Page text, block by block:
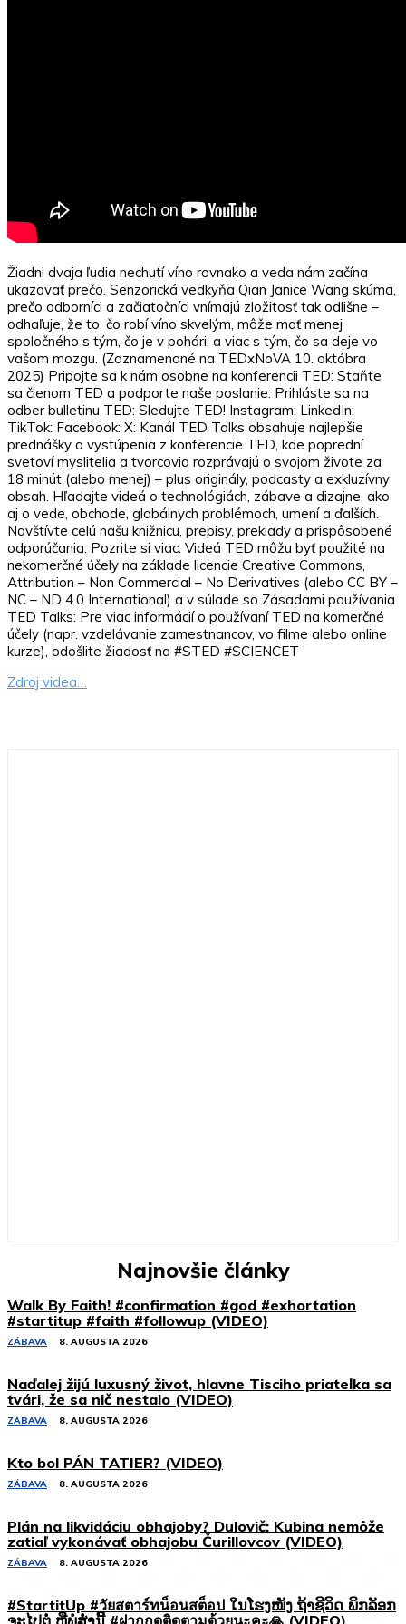
Žiadni dvaja ľudia nechutí víno rovnako a veda nám začína
ukazovať prečo. Senzorická vedkyňa Qian Janice Wang skúma,
prečo odborníci a začiatočníci vnímajú zložitosť tak odlišne –
odhaľuje, že to, čo robí víno skvelým, môže mať menej
spoločného s tým, čo je v pohári, a viac s tým, čo sa deje vo
vašom mozgu. (Zaznamenané na TEDxNoVA 10. októbra
2025) Pripojte sa k nám osobne na konferencii TED: Staňte
sa členom TED a podporte naše poslanie: Prihláste sa na
odber bulletinu TED: Sledujte TED! Instagram: LinkedIn:
TikTok: Facebook: X: Kanál TED Talks obsahuje najlepšie
prednášky a vystúpenia z konferencie TED, kde poprední
svetoví myslitelia a tvorcovia rozprávajú o svojom živote za
18 minút (alebo menej) – plus originály, podcasty a exkluzívny
obsah. Hľadajte videá o technológiách, zábave a dizajne, ako
aj o vede, obchode, globálnych problémoch, umení a ďalších.
Navštívte celú našu knižnicu, prepisy, preklady a prispôsobené
odporúčania. Pozrite si viac: Videá TED môžu byť použité na
nekomerčné účely na základe licencie Creative Commons,
Attribution – Non Commercial – No Derivatives (alebo CC BY –
NC – ND 4.0 International) a v súlade so Zásadami používania
TED Talks: Pre viac informácií o používaní TED na komerčné
účely (napr. vzdelávanie zamestnancov, vo filme alebo online
kurze), odošlite žiadosť na #STED #SCIENCET
Zdroj videa…
Najnovšie články
Walk By Faith! #confirmation #god #exhortation
#startitup #faith #followup (VIDEO)
ZÁBAVA 8. AUGUSTA 2026
Naďalej žijú luxusný život, hlavne Tisciho priateľka sa
tvári, že sa nič nestalo (VIDEO)
ZÁBAVA 8. AUGUSTA 2026
Kto bol PÁN TATIER? (VIDEO)
ZÁBAVA 8. AUGUSTA 2026
Plán na likvidáciu obhajoby? Dulovič: Kubina nemôže
zatiaľ vykonávať obhajobu Čurillovcov (VIDEO)
ZÁBAVA 8. AUGUSTA 2026
#StartitUp #วัยสตาร์ทน็อนสต็อป ໃນໂຮງໜັງ ຖ້າຊີວິດ ພິກລັອກ
ຈະໄປຕໍ່ ຫຼືພໍສໍ່ານີ້ #ฝากกดติดตามด้วยนะคะ🙏 (VIDEO)